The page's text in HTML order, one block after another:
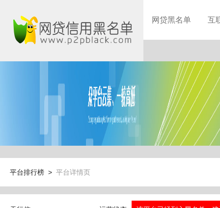
网贷黑名单 互
平台排行榜 > 平台详情页